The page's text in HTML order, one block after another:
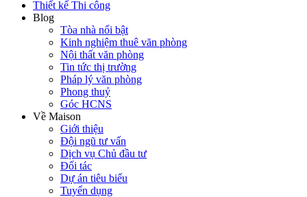
Thiết kế Thi công
Blog
Tòa nhà nổi bật
Kinh nghiệm thuê văn phòng
Nội thất văn phòng
Tin tức thị trường
Pháp lý văn phòng
Phong thuỷ
Góc HCNS
Về Maison
Giới thiệu
Đội ngũ tư vấn
Dịch vụ Chủ đầu tư
Đối tác
Dự án tiêu biểu
Tuyển dụng